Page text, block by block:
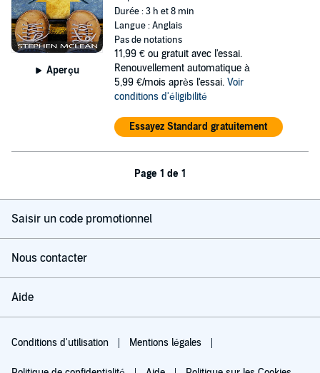
Aperçu
Durée : 3 h et 8 min
Langue : Anglais
Pas de notations
11,99 € ou gratuit avec l'essai.
Renouvellement automatique à
5,99 €/mois après l'essai. Voir
conditions d'éligibilité
Essayez Standard gratuitement
Page 1 de 1
Saisir un code promotionnel
Nous contacter
Aide
Conditions d'utilisation Mentions légales